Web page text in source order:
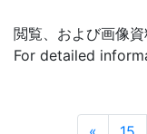
閲覧、および画像
For detailed
Prev